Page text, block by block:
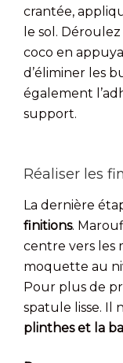
crantée,
le sol.
coco en
d’éliminer les
également
support.
Réaliser les
La dernière
finitions.
centre vers les
moquette au
Pour plus de
spatule lisse. Il
plinthes et la